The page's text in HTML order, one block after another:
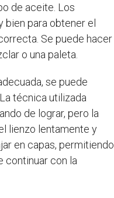
de aceite. Los
bien para obtener el
Se puede hacer
o una paleta.
se puede
técnica utilizada
de lograr, pero la
lienzo lentamente y
en capas, permitiendo
continuar con la